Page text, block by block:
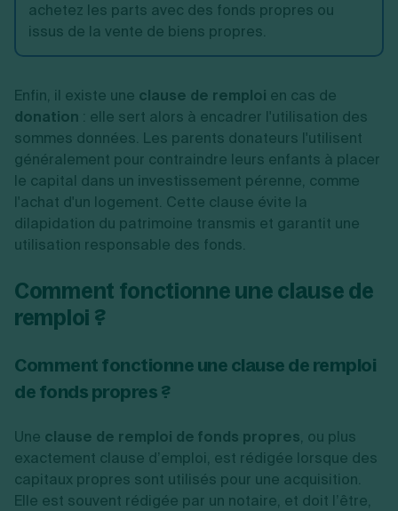
achetez les parts avec des fonds propres ou
issus de la vente de biens propres.
Enfin, il existe une clause de remploi en cas de
donation : elle sert alors à encadrer l'utilisation des
sommes données. Les parents donateurs l'utilisent
généralement pour contraindre leurs enfants à placer
le capital dans un investissement pérenne, comme
l'achat d'un logement. Cette clause évite la
dilapidation du patrimoine transmis et garantit une
utilisation responsable des fonds.
Comment fonctionne une clause de
remploi ?
Comment fonctionne une clause de remploi
de fonds propres ?
Une clause de remploi de fonds propres, ou plus
exactement clause d’emploi, est rédigée lorsque des
capitaux propres sont utilisés pour une acquisition.
Elle est souvent rédigée par un notaire, et doit l’être,